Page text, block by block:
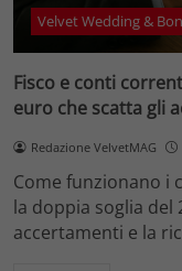
Velvet Wedding &
Fisco e conti
euro che scatta gli
Redazione VelvetMAG
Come funzionano i
la doppia soglia del
accertamenti e la